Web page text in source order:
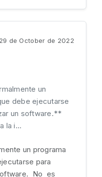
29 de October de 2022
un
debe ejecutarse
un software.**
la i...
un programa
para
No es